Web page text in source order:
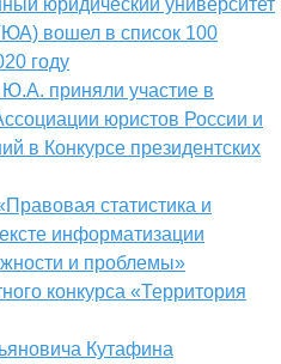
юридический университет
вошел в список 100
году
приняли участие в
юристов России и
в Конкурсе президентских
статистика и
информатизации
и проблемы»
конкурса «Территория
Кутафина